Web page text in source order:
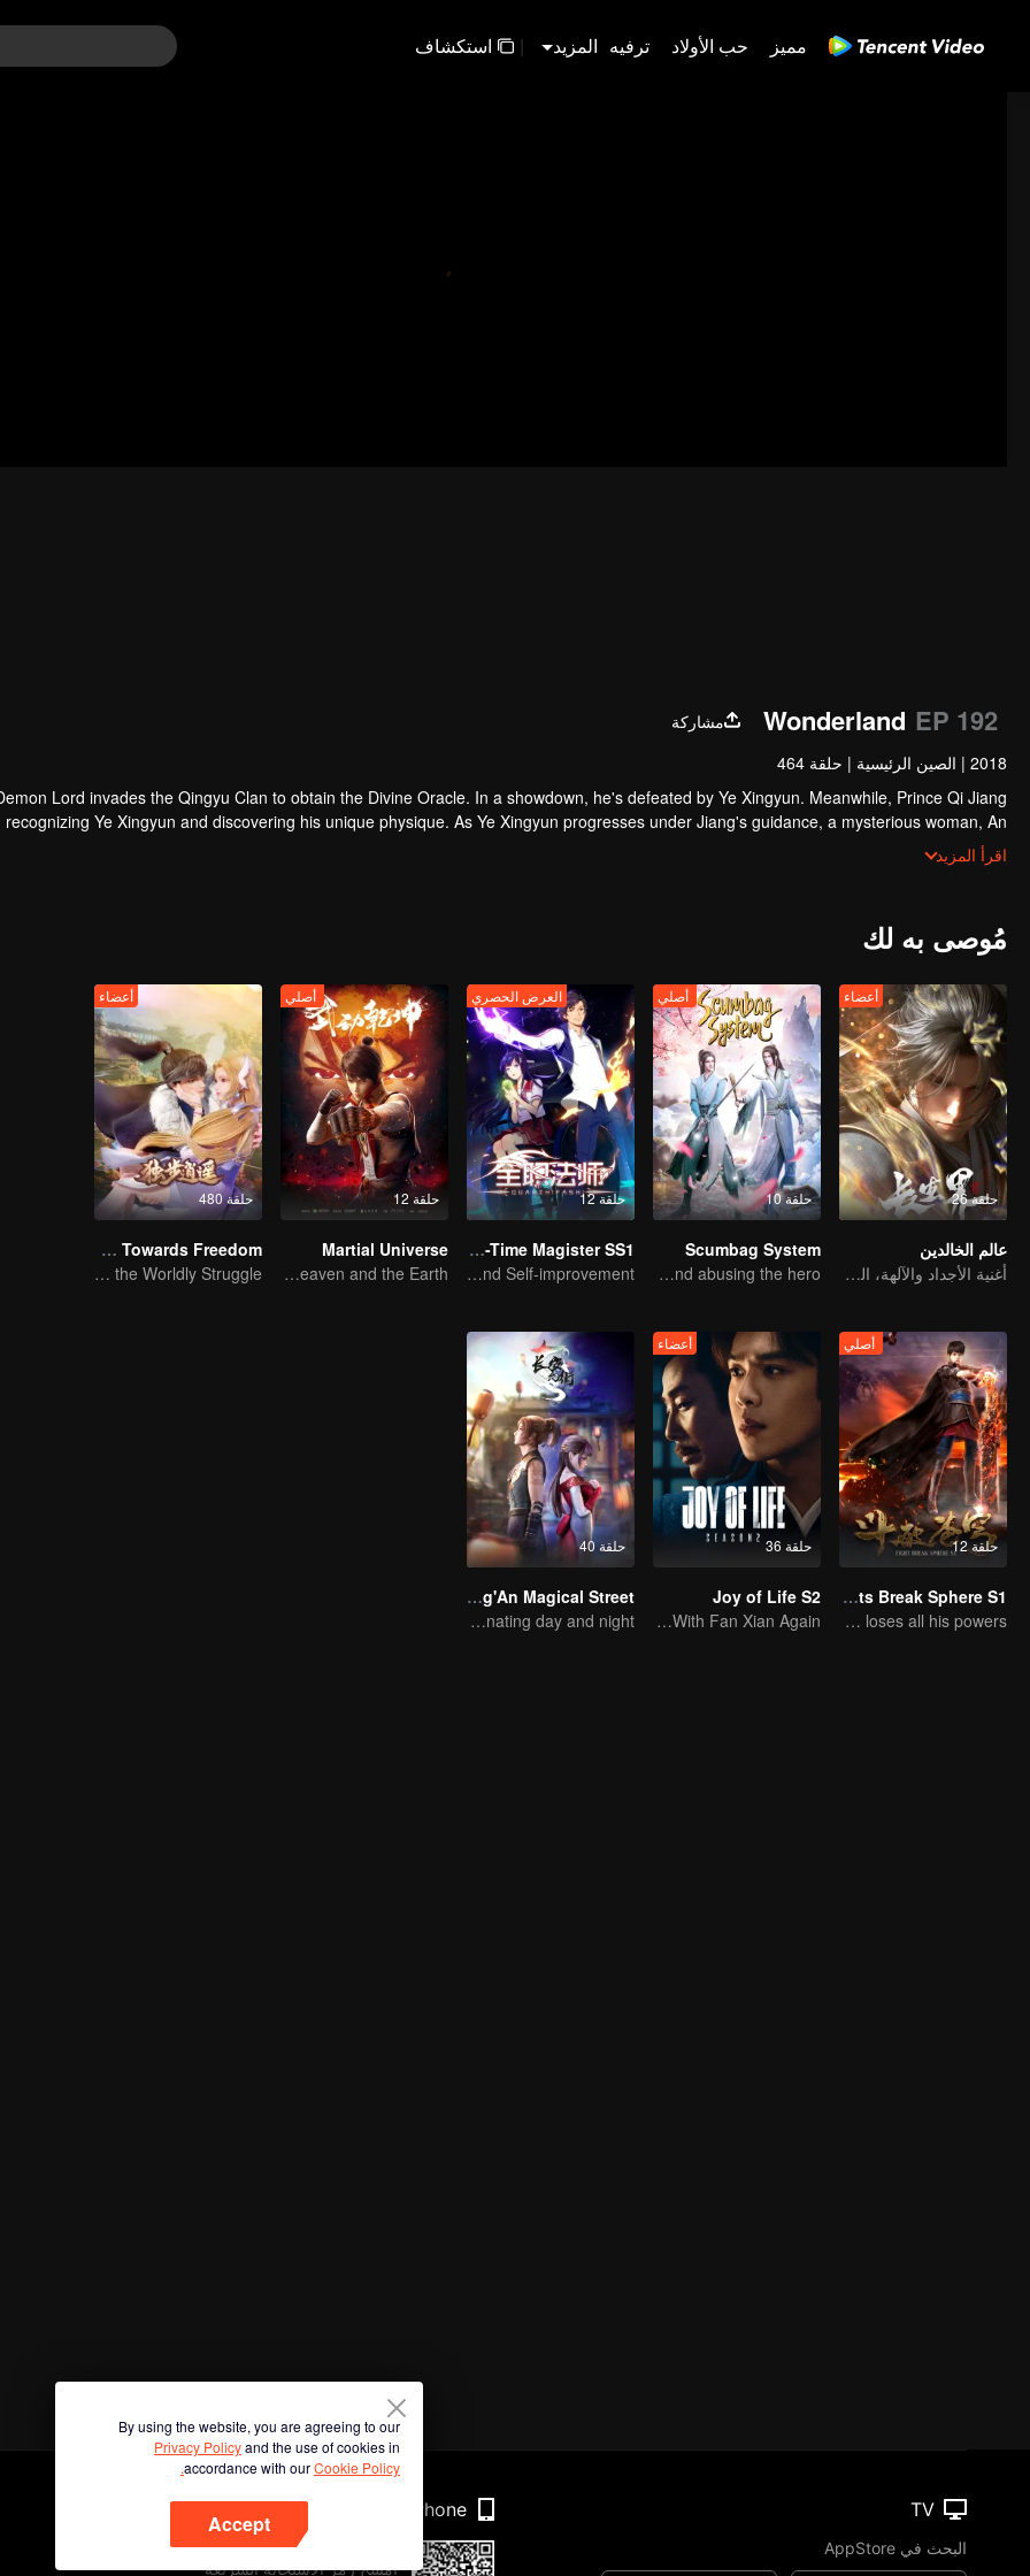
مميز حب الأولاد ترفيه المزيد | استكشاف
01-30
Wonderland EP 192
مشاركة
2018
| الصين الرئيسية | حلقة 464
Lord invades the Qingyu Clan to obtain the Divine Oracle. In a showdown, he's defeated by Ye Xingyun. Meanwhile, Prince Qi Jiang
recognizing Ye Xingyun and discovering his unique physique. As Ye Xingyun progresses under Jiang's guidance, a mysterious woman, An
Yun, appears and entangles herself in the feud between the Demon Lord and Ye Xingyun.
اقرأ المزيد
مُوصى به لك
حلقة 26
أعضاء
عالم الخالدين
أغنية الأجداد والآلهة، القصة مليئة بالدماء والدموع
حلقة 10
أصلي
Scumbag System
An ordinary youth crossing as a villain into the book and abusing the hero!
حلقة 12
العرض الحصري
Full-Time Magister SS1
The Way to Growth, Encouragement and Self-improvement
حلقة 12
أصلي
Martial Universe
Wu Zhiji, Breaking the Sky, Moving the Heaven and the Earth
حلقة 480
أعضاء
One Step Towards Freedom
Youthful Passion in the Worldly Struggle
حلقة 12
أصلي
Fights Break Sphere S1
A genius child who suddenly loses all his powers
حلقة 36
أعضاء
Joy of Life S2
Start Your Journey With Fan Xian Again
حلقة 40
Chang'An Magical Street
One street and two circles, alternating day and night.
By using the website, you are agreeing to our
Privacy Policyand the use of cookies in
accordance with ourCookie Policy.
Accept
TV
البحث في AppStore
Phone
امسح رمز الاستجابة السريعة